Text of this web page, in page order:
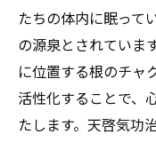
イ能力天
定
健康維持
も圧倒的
日常生活
たちの体内に眠って
の源泉とされていま
に位置する根のチャ
活性化することで、
たします。天啓気功